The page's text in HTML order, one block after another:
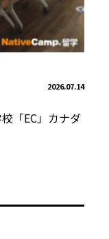
2026.07.14
「EC」カナダ